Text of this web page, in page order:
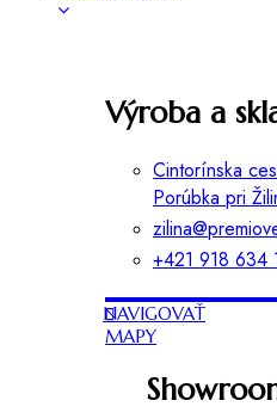
Výroba a
Cintorínska
Porúbka pri
+421 918 634
NAVIGOVAŤ
MAPY